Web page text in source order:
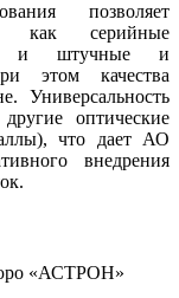
позволяет
как серийные
и штучные и
этом качества
Универсальность
оптические
что дает АО
внедрения
«АСТРОН»